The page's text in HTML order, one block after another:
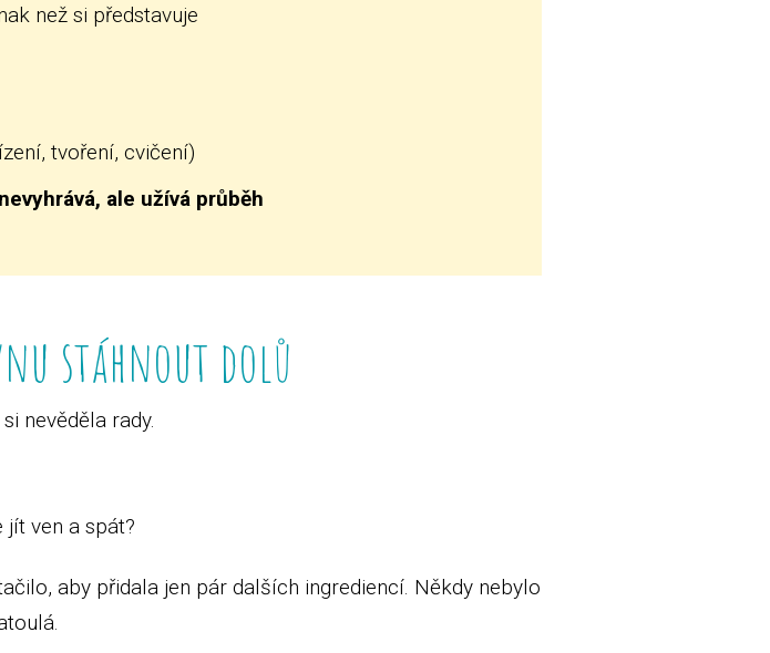
než si představuje
tvoření, cvičení)
ale užívá průběh
stáhnout dolů
nevěděla rady.
ven a spát?
aby přidala jen pár dalších ingrediencí. Někdy nebylo